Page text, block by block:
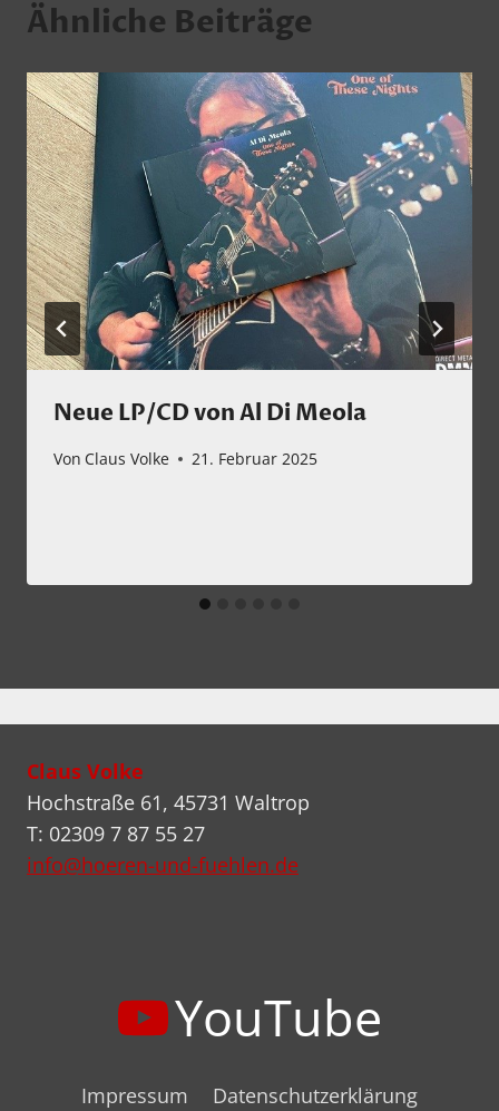
Ähnliche Beiträge
Neue LP/CD von Al Di Meola
Von Claus Volke 21. Februar 2025
Claus Volke
Hochstraße 61, 45731 Waltrop
T: 02309 7 87 55 27
info@hoeren-und-fuehlen.de
YouTube
Impressum Datenschutzerklärung